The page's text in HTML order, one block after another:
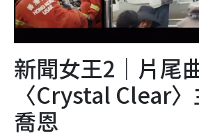
新聞女王2｜片尾
〈Crystal Clear
喬恩